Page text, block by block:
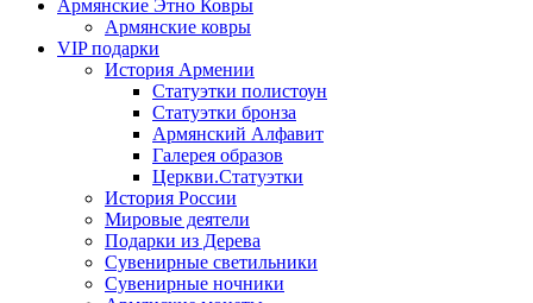
Армянские Этно Ковры
Армянские ковры
VIP подарки
История Армении
Статуэтки полистоун
Статуэтки бронза
Армянский Алфавит
Галерея образов
Церкви.Статуэтки
История России
Мировые деятели
Подарки из Дерева
Сувенирные светильники
Сувенирные ночники